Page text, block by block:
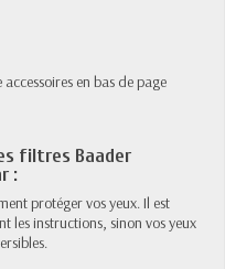
en bas de page
filtres Baader
:
protéger vos yeux. Il est
les instructions, sinon vos yeux